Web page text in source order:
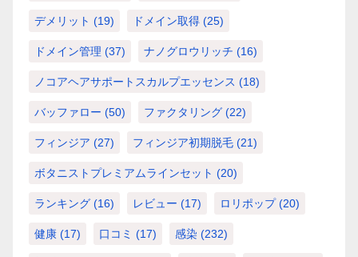
デメリット (19) ドメイン取得 (25)
ドメイン管理 (37) ナノグロウリッチ (16)
ノコアヘアサポートスカルプエッセンス (18)
バッファロー (50) ファクタリング (22)
フィンジア (27) フィンジア初期脱毛 (21)
ボタニストプレミアムラインセット (20)
ランキング (16) レビュー (17) ロリポップ(20)
健康 (17) 口コミ (17) 感染 (232)